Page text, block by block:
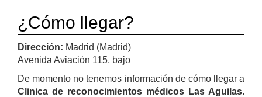
¿Cómo llegar?
Dirección: Madrid (Madrid)
Avenida Aviación 115, bajo
De momento no tenemos información de cómo llegar a
Clinica de reconocimientos médicos Las Aguilas.